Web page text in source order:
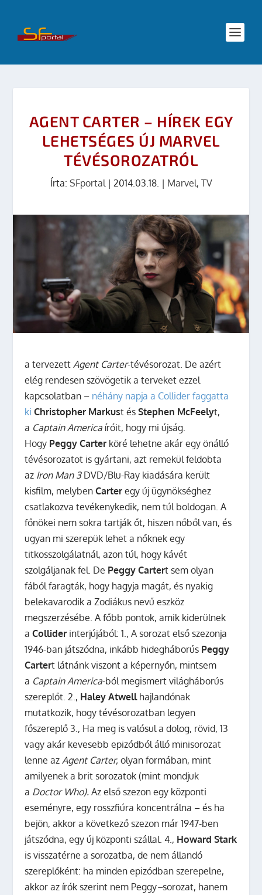
AGENT CARTER – HÍREK EGY
LEHETSÉGES ÚJ MARVEL
TÉVÉSOROZATRÓL
Írta: SFportal| 2014.03.18. | Marvel, TV
a tervezett Agent Carter-tévésorozat. De azért
elég rendesen szövögetik a terveket ezzel
kapcsolatban – néhány napja a Collider faggatta
kiChristopher Markust ésStephen McFeelyt,
a Captain America íróit, hogy mi újság.
Hogy Peggy Carter köré lehetne akár egy önálló
tévésorozatot is gyártani, azt remekül feldobta
az Iron Man 3DVD/Blu-Ray kiadására került
kisfilm, melybenCarter egy új ügynökséghez
csatlakozva tevékenykedik, nem túl boldogan. A
főnökei nem sokra tartják őt, hiszen nőből van, és
ugyan mi szerepük lehet a nőknek egy
titkosszolgálatnál, azon túl, hogy kávét
szolgáljanak fel. De Peggy Cartert sem olyan
fából faragták, hogy hagyja magát, és nyakig
belekavarodik a Zodiákus nevű eszköz
megszerzésébe. A főbb pontok, amik kiderülnek
aCollider interjújából: 1., A sorozat első szezonja
1946-ban játszódna, inkább hidegháborús Peggy
Cartert látnánk viszont a képernyőn, mintsem
a Captain America-ból megismert világháborús
szereplőt. 2., Haley Atwellhajlandónak
mutatkozik, hogy tévésorozatban legyen
főszereplő 3., Ha meg is valósul a dolog, rövid, 13
vagy akár kevesebb epizódból álló minisorozat
lenne az Agent Carter,olyan formában, mint
amilyenek a brit sorozatok (mint mondjuk
a Doctor Who). Az első szezon egy központi
eseményre, egy rosszfiúra koncentrálna – és ha
bejön, akkor a következő szezon már 1947-ben
játszódna, egy új központi szállal. 4., Howard Stark
is visszatérne a sorozatba, de nem állandó
szereplőként: ha minden epizódban szerepelne,
akkor az írók szerint nem Peggy–sorozat, hanem